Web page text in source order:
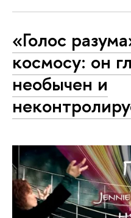
«Голос
космосу: он
необычен и